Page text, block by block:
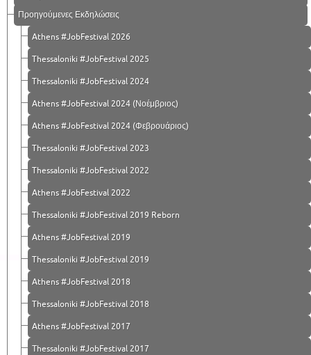
Προηγούμενες Εκδηλώσεις
Athens #JobFestival 2026
Thessaloniki #JobFestival 2025
Thessaloniki #JobFestival 2024
Athens #JobFestival 2024 (Νοέμβριος)
Athens #JobFestival 2024 (Φεβρουάριος)
Thessaloniki #JobFestival 2023
Thessaloniki #JobFestival 2022
Athens #JobFestival 2022
Thessaloniki #JobFestival 2019 Reborn
Athens #JobFestival 2019
Thessaloniki #JobFestival 2019
Athens #JobFestival 2018
Thessaloniki #JobFestival 2018
Athens #JobFestival 2017
Τhessaloniki #JobFestival 2017